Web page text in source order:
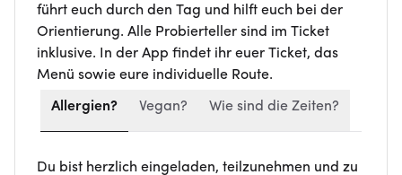
führt euch durch den Tag und hilft euch bei der
Orientierung. Alle Probierteller sind im Ticket
inklusive. In der App findet ihr euer Ticket, das
Menü sowie eure individuelle Route.
Allergien? Vegan? Wie sind die Zeiten?
Du bist herzlich eingeladen, teilzunehmen und zu